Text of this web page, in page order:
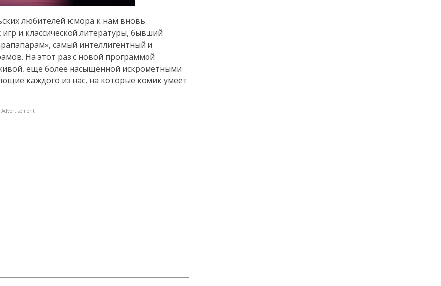
любителей юмора к нам вновь
и классической литературы, бывший
самый интеллигентный и
На этот раз с новой программой
ещё более насыщенной искрометными
каждого из нас, на которые комик умеет